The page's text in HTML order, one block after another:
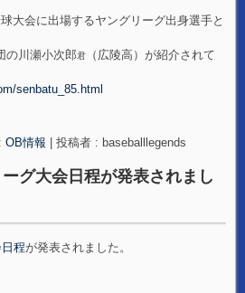
大会に出場するヤングリーグ出身選手と
の川瀬小次郎君
（広陵高）が紹介されて
senbatu_85.html
OB情報 投稿者 : baseballlegends
グ大会日程が発表されまし
程が発表されました。